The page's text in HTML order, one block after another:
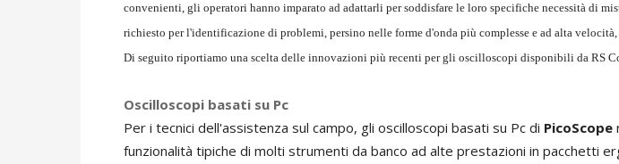
convenienti, gli operatori hanno imparato ad adattarli per soddisfare le loro specifiche necessità di
richiesto per l'identificazione di problemi, persino nelle forme d'onda più complesse e ad alta
Di seguito riportiamo una scelta delle innovazioni più recenti per gli oscilloscopi disponibili da RS
Oscilloscopi basati su Pc
Per i tecnici dell'assistenza sul campo, gli oscilloscopi basati su Pc di PicoScope
funzionalità tipiche di molti strumenti da banco ad alte prestazioni in pacchetti